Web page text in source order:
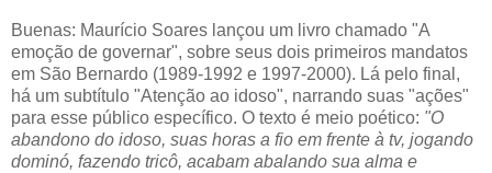
Buenas: Maurício Soares lançou um livro chamado "A
emoção de governar", sobre seus dois primeiros mandatos
em São Bernardo (1989-1992 e 1997-2000). Lá pelo final,
há um subtítulo "Atenção ao idoso", narrando suas "ações"
para esse público específico. O texto é meio poético: "O
abandono do idoso, suas horas a fio em frente à tv, jogando
dominó, fazendo tricô, acabam abalando sua alma e